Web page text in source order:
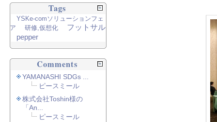
Tags
YSKe-comソリューションフェ
ア
研修,仮想化
フットサル
pepper
Comments
YAMANASHI SDGs ...
ピースミール
株式会社Toshin様の
「An...
ピースミール